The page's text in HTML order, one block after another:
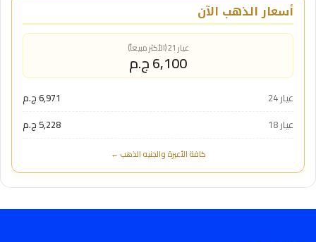
أسعار الذهب الآن
عيار 21 (الأكثر مبيعاً)
6,100 ج.م
عيار 24
6,971 ج.م
عيار 18
5,228 ج.م
كافة الأعيرة والجنيه الذهب ←